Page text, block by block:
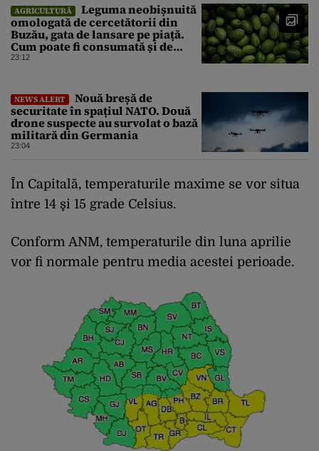
AGRICULTURĂ
Leguma neobișnuită
omologată de cercetătorii din
Buzău, gata de lansare pe piață.
Cum poate fi consumată și de
unde provine soiul
23:12
NEWS ALERT
Nouă breșă de
securitate în spațiul NATO. Două
drone suspecte au survolat o bază
militară din Germania
23:04
În Capitală, temperaturile maxime se vor situa
între 14 şi 15 grade Celsius.
Conform ANM, temperaturile din luna aprilie
vor fi normale pentru media acestei perioade.